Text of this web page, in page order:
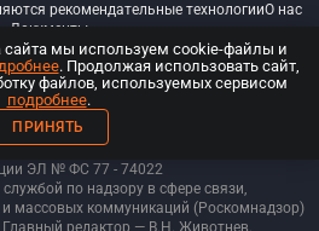
рекомендательные технологииО нас
Документы
— Все права защищены
18+
о регистрации средств массовой
ЭЛ № ФС 77 - 74022
по надзору в сфере связи,
массовых коммуникаций (Роскомнадзор)
Главный редактор — В.Н. Животнев.
мы используем cookie-файлы и
. Продолжая использовать сайт,
файлов, используемых сервисом
подробнее.
ПРИНЯТЬ